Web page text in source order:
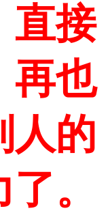
直接
再也
人的
。